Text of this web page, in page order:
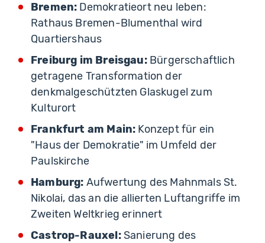
Bremen: Demokratieort neu leben:
Rathaus Bremen-Blumenthal wird
Quartiershaus
Freiburg im Breisgau: Bürgerschaftlich
getragene Transformation der
denkmalgeschützten Glaskugel zum
Kulturort
Frankfurt am Main: Konzept für ein
"Haus der Demokratie" im Umfeld der
Paulskirche
Hamburg: Aufwertung des Mahnmals St.
Nikolai, das an die allierten Luftangriffe im
Zweiten Weltkrieg erinnert
Castrop-Rauxel: Sanierung des